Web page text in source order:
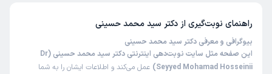
راهنمای نوبت‌گیری از دکتر سید محمد حسینی
بیوگرافی و معرفی دکتر سید محمد حسینی
این صفحه مثل سایت نوبت‌دهی اینترنتی دکتر سید محمد حسینی (Dr
Seyyed Mohamad Hosseinii)
عمل می‌کند و اطلاعات ایشان را به شما